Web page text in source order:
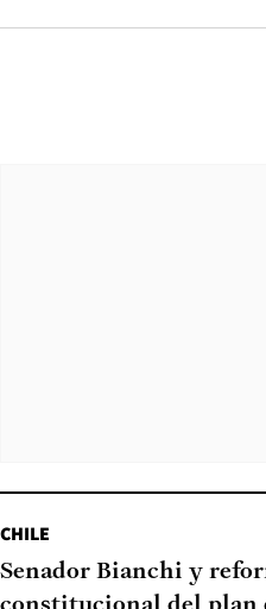
CHILE
Senador Bianchi y